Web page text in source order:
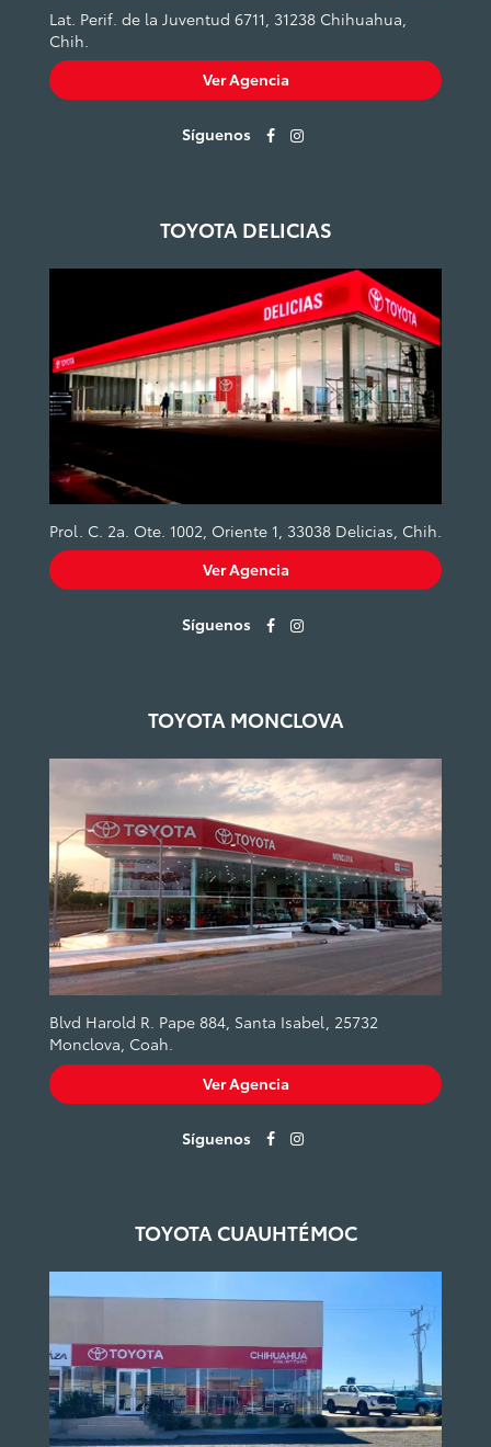
Lat. Perif. de la Juventud 6711, 31238 Chihuahua,
Chih.
Ver Agencia
Síguenos
TOYOTA DELICIAS
Prol. C. 2a. Ote. 1002, Oriente 1, 33038 Delicias, Chih.
Ver Agencia
Síguenos
TOYOTA MONCLOVA
Blvd Harold R. Pape 884, Santa Isabel, 25732
Monclova, Coah.
Ver Agencia
Síguenos
TOYOTA CUAUHTÉMOC